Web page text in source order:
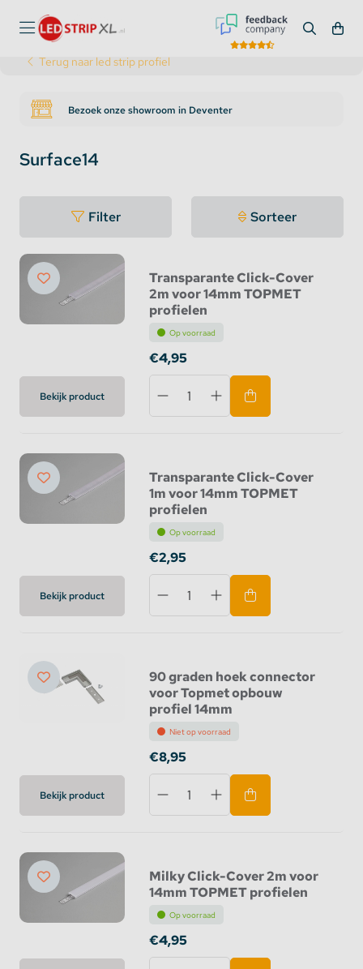
Terug naar led strip profiel
Bezoek onze showroom in Deventer
Surface14
Filter Sorteer
Bekijk product
Transparante Click-Cover
2m voor 14mm TOPMET
profielen
Op voorraad
€4,95
Bekijk product
Transparante Click-Cover
1m voor 14mm TOPMET
profielen
Op voorraad
€2,95
Bekijk product
90 graden hoek connector
voor Topmet opbouw
profiel 14mm
Niet op voorraad
€8,95
Milky Click-Cover 2m voor
14mm TOPMET profielen
Op voorraad
€4,95